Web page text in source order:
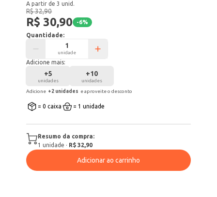
A partir de 3 unid.
R$ 32,90
R$ 30,90 -6%
Quantidade:
unidade
Adicione mais:
+5
unidades
+10
unidades
Adicione +2 unidades e aproveite o desconto
= 0 caixa = 1 unidade
Resumo da compra:
1 unidade · R$ 32,90
Adicionar ao carrinho